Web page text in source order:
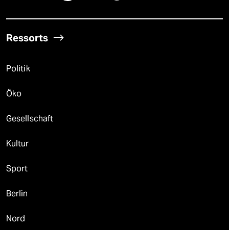
Ressorts
Politik
Öko
Gesellschaft
Kultur
Sport
Berlin
Nord